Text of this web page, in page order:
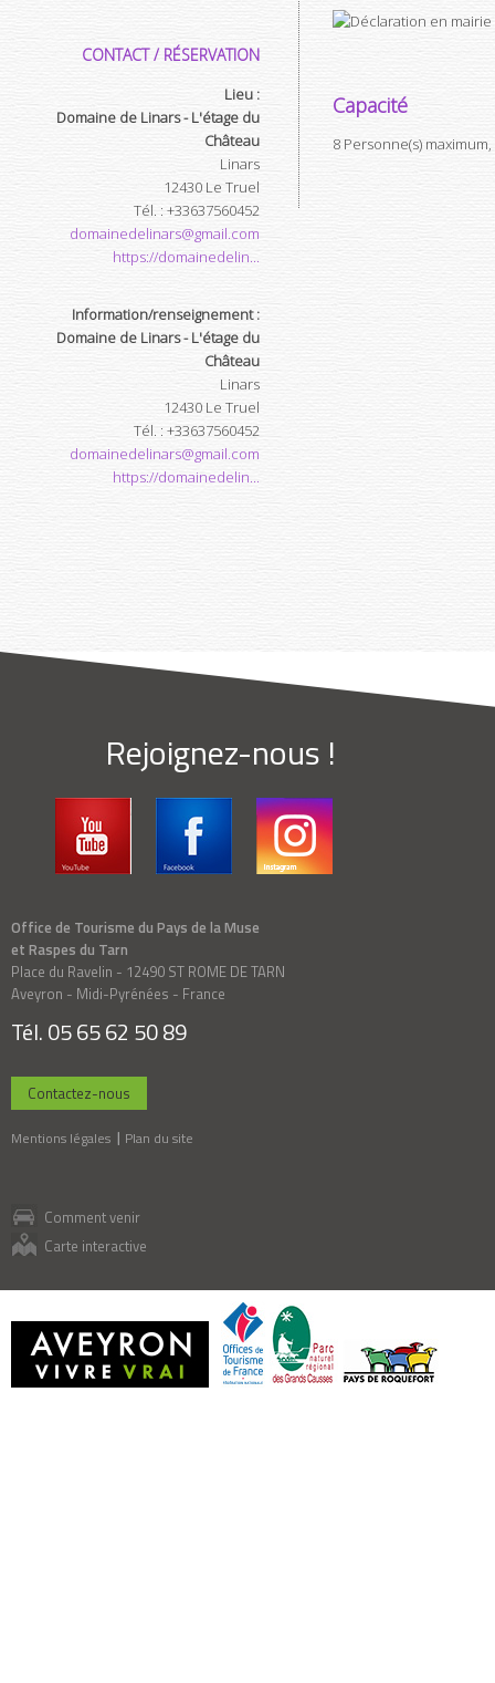
CONTACT / RÉSERVATION
Lieu :
Domaine de Linars - L'étage du
Château
Linars
12430 Le Truel
Tél. : +33637560452
domainedelinars@gmail.com
https://domainedelin...
Information/renseignement :
Domaine de Linars - L'étage du
Château
Linars
12430 Le Truel
Tél. : +33637560452
domainedelinars@gmail.com
https://domainedelin...
Capacité
8 Personne(s)
Rejoignez-nous !
Office de Tourisme du Pays de la Muse
et Raspes du Tarn
Place du Ravelin - 12490 ST ROME DE TARN
Aveyron - Midi-Pyrénées - France
Tél. 05 65 62 50 89
Contactez-nous
Mentions légales Plan du site
Comment venir
Carte interactive